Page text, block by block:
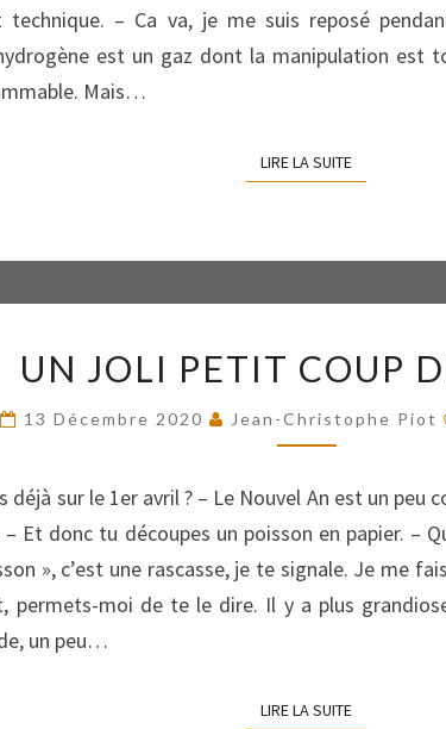
technique. – Ca va, je me suis reposé
est un gaz dont la manipulation est
Mais…
LIRE LA SUITELIRE LA SUITE
JOLI
COUP
PÂTES
UN JOLI PETIT COUP
13 Décembre 2020 Jean-Christophe Piot
déjà sur le 1er avril ? – Le Nouvel An est un
– Et donc tu découpes un poisson en papier. –
», c’est une rascasse, je te signale. Je me
permets-moi de te le dire. Il y a plus
un peu…
LIRE LA SUITELIRE LA SUITE